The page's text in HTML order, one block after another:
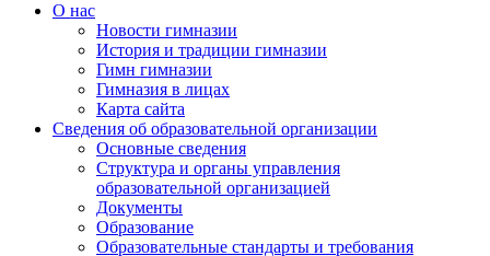
О нас
Новости гимназии
История и традиции гимназии
Гимн гимназии
Гимназия в лицах
Карта сайта
Сведения об образовательной организации
Основные сведения
Структура и органы управления
образовательной организацией
Документы
Образование
Образовательные стандарты и требования